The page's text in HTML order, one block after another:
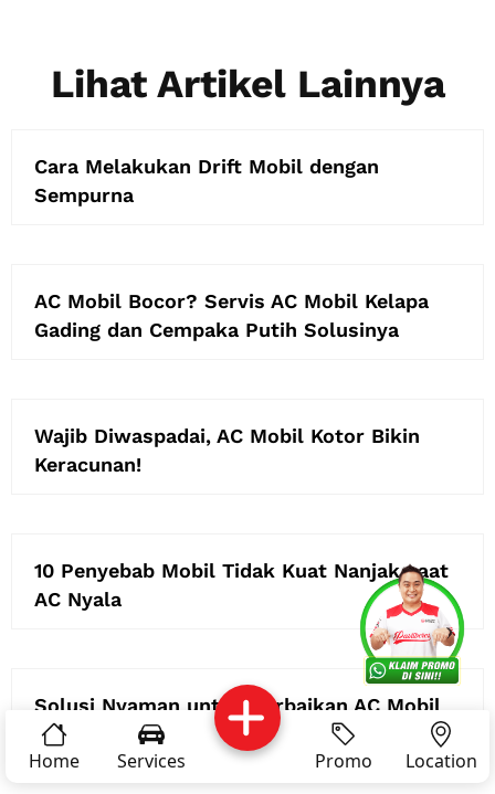
Services About Us
Complain Reservasi Article Pro Tips
Home Services Promo Location
Lihat Artikel Lainnya
Cara Melakukan Drift Mobil dengan
Sempurna
AC Mobil Bocor? Servis AC Mobil Kelapa
Gading dan Cempaka Putih Solusinya
Wajib Diwaspadai, AC Mobil Kotor Bikin
Keracunan!
10 Penyebab Mobil Tidak Kuat Nanjak saat
AC Nyala
Solusi Nyaman untuk Perbaikan AC Mobil
Mercedes Bandung, Hanya di Dokter Mobil